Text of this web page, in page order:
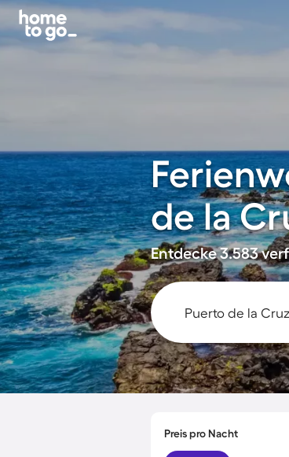
de la
Entdecke 3.583
Preis pro Nacht